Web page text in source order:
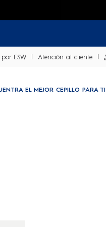
ESW Atención al cliente
EL MEJOR CEPILLO PARA TI